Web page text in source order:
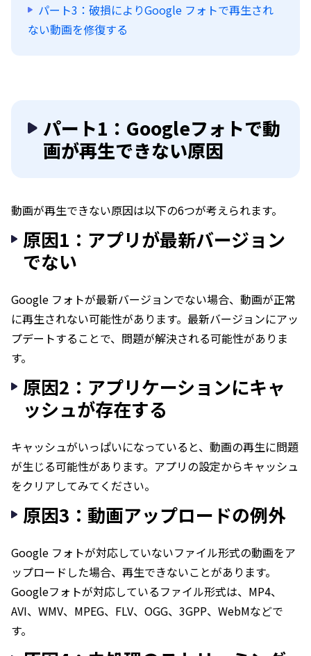
パート3：破損によりGoogle フォトで再生され
ない動画を修復する
パート1：Googleフォトで動
画が再生できない原因
動画が再生できない原因は以下の6つが考えられます。
原因1：アプリが最新バージョン
でない
Google フォトが最新バージョンでない場合、動画が正常
に再生されない可能性があります。最新バージョンにアッ
プデートすることで、問題が解決される可能性がありま
す。
原因2：アプリケーションにキャ
ッシュが存在する
キャッシュがいっぱいになっていると、動画の再生に問題
が生じる可能性があります。アプリの設定からキャッシュ
をクリアしてみてください。
原因3：動画アップロードの例外
Google フォトが対応していないファイル形式の動画をア
ップロードした場合、再生できないことがあります。
Googleフォトが対応しているファイル形式は、MP4、
AVI、WMV、MPEG、FLV、OGG、3GPP、WebMなどで
す。